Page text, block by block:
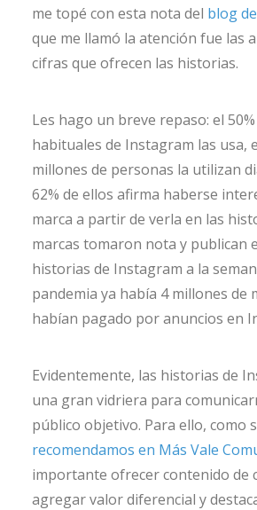
me topé con esta nota del blog
que me llamó la atención fue las
cifras que ofrecen las historias.
Les hago un breve repaso: el
habituales de Instagram las usa,
millones de personas la utilizan
62% de ellos afirma haberse
marca a partir de verla en las
marcas tomaron nota y publican
historias de Instagram a la
pandemia ya había 4 millones de
habían pagado por anuncios en
Evidentemente, las historias de
una gran vidriera para
público objetivo. Para ello, como
recomendamos en Más Vale
importante ofrecer contenido de
agregar valor diferencial y